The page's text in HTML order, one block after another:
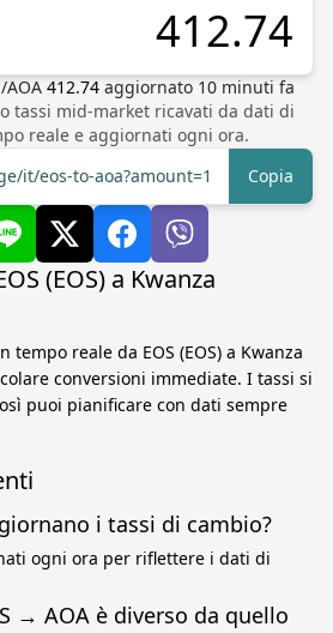
/AOA 412.74 aggiornato 10minuti fa
tassi mid-market ricavati da dati di
reale e aggiornati ogni ora.
it/eos-to-aoa?amount=1
Copia
(EOS) a Kwanza
tempo reale da EOS (EOS) a Kwanza
conversioni immediate. I tassi si
puoi pianificare con dati sempre
i tassi di cambio?
ogni ora per riflettere i dati di
→ AOA è diverso da quello